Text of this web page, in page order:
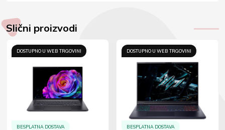
Slični proizvodi
DOSTUPNO U WEB TRGOVINI
BESPLATNA DOSTAVA
DOSTUPNO U WEB TRGOVINI
BESPLATNA DOSTAVA